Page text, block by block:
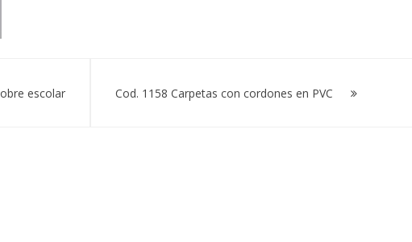
escolar Cod. 1158 Carpetas con cordones en PVC